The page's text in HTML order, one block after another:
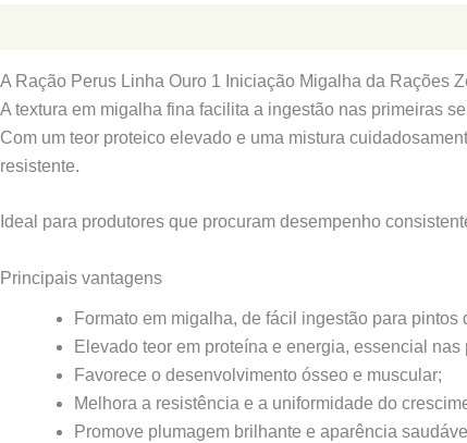
A Ração Perus Linha Ouro 1 Iniciação Migalha da Rações
A textura em migalha fina facilita a ingestão nas primeiras
Com um teor proteico elevado e uma mistura
resistente.
Ideal para produtores que procuram desempenho
Principais vantagens
Formato em migalha, de fácil ingestão para pintos
Elevado teor em proteína e energia, essencial nas
Favorece o desenvolvimento ósseo e muscular;
Melhora a resistência e a uniformidade do
Promove plumagem brilhante e aparência